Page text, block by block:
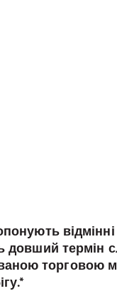
довший термін
торговою